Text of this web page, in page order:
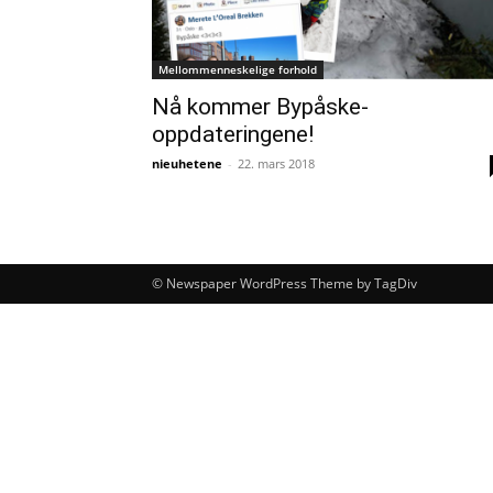
Mellommenneskelige forhold
Nå kommer Bypåske-
oppdateringene!
nieuhetene - 22. mars 2018
© Newspaper WordPress Theme by TagDiv